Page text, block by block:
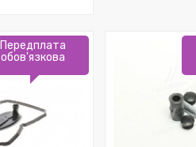
Передплата
обов'язкова